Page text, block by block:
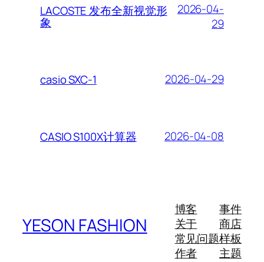
LACOSTE 发布全新视觉形
象
2026-04-
29
casio SXC-1 2026-04-29
CASIO S100X计算器 2026-04-08
YESON FASHION
博客
关于
常见问题
作者
事件
商店
样板
主题